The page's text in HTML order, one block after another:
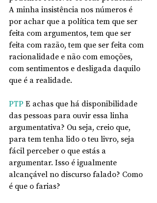
A minha insistência nos números é
por achar que a política tem que ser
feita com argumentos, tem que ser
feita com razão, tem que ser feita com
racionalidade e não com emoções,
com sentimentos e desligada daquilo
que é a realidade.
PTP E achas que há disponibilidade
das pessoas para ouvir essa linha
argumentativa? Ou seja, creio que,
para tem tenha lido o teu livro, seja
fácil perceber o que estás a
argumentar. Isso é igualmente
alcançável no discurso falado? Como
é que o farias?